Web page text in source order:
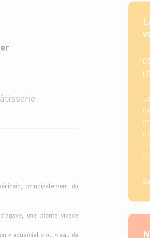
principalement du
une plante vivace
« aguamiel » ou « eau de